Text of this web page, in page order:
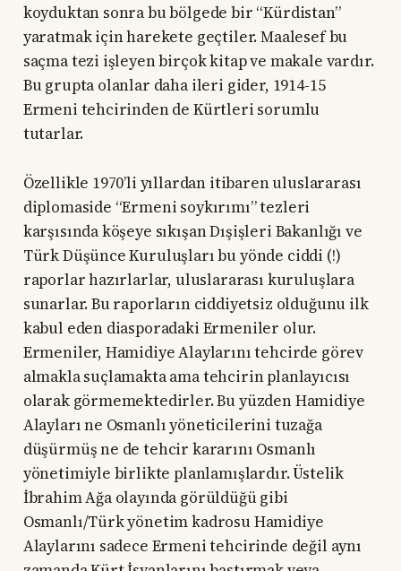
koyduktan sonra bu bölgede bir “Kürdistan”
yaratmak için harekete geçtiler. Maalesef bu
saçma tezi işleyen birçok kitap ve makale vardır.
Bu grupta olanlar daha ileri gider, 1914-15
Ermeni tehcirinden de Kürtleri sorumlu
tutarlar.
Özellikle 1970’li yıllardan itibaren uluslararası
diplomaside “Ermeni soykırımı” tezleri
karşısında köşeye sıkışan Dışişleri Bakanlığı ve
Türk Düşünce Kuruluşları bu yönde ciddi (!)
raporlar hazırlarlar, uluslararası kuruluşlara
sunarlar. Bu raporların ciddiyetsiz olduğunu ilk
kabul eden diasporadaki Ermeniler olur.
Ermeniler, Hamidiye Alaylarını tehcirde görev
almakla suçlamakta ama tehcirin planlayıcısı
olarak görmemektedirler. Bu yüzden Hamidiye
Alayları ne Osmanlı yöneticilerini tuzağa
düşürmüş ne de tehcir kararını Osmanlı
yönetimiyle birlikte planlamışlardır. Üstelik
İbrahim Ağa olayında görüldüğü gibi
Osmanlı/Türk yönetim kadrosu Hamidiye
Alaylarını sadece Ermeni tehcirinde değil aynı